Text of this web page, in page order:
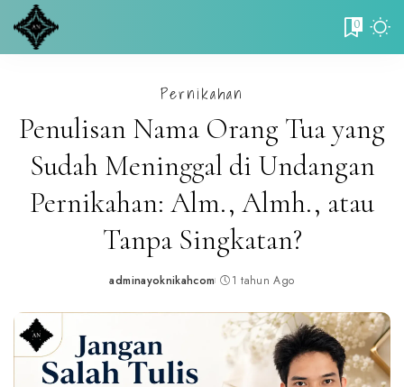
0
Pernikahan
Penulisan Nama Orang Tua yang
Sudah Meninggal di Undangan
Pernikahan: Alm., Almh., atau
Tanpa Singkatan?
Posted
adminayoknikahcom 1 tahun Ago